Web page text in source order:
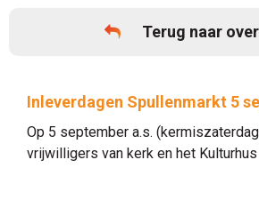
Terug naar
Inleverdagen Spullenmarkt 5
Op 5 september a.s.
vrijwilligers van kerk en het